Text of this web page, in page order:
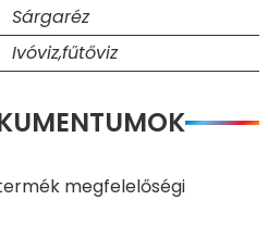
Sárgaréz
Ivóviz,fűtőviz
megfelelőségi